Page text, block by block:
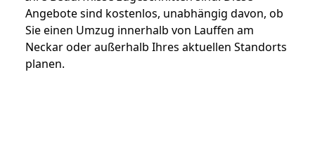
Angebote sind kostenlos, unabhängig davon, ob
Sie einen Umzug innerhalb von Lauffen am
Neckar oder außerhalb Ihres aktuellen Standorts
planen.